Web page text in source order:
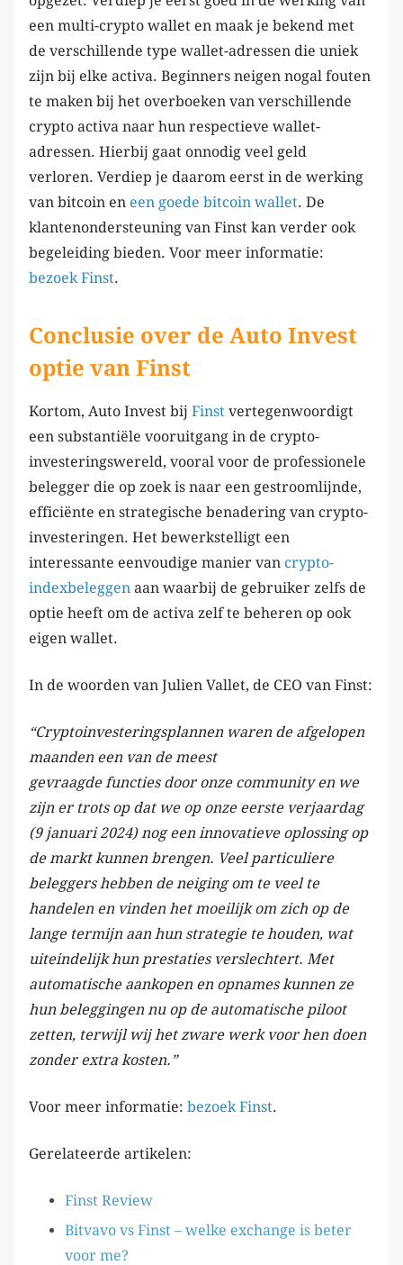
een multi-crypto wallet en maak je bekend met
de verschillende type wallet-adressen die uniek
zijn bij elke activa. Beginners neigen nogal fouten
te maken bij het overboeken van verschillende
crypto activa naar hun respectieve wallet-
adressen. Hierbij gaat onnodig veel geld
verloren. Verdiep je daarom eerst in de werking
van bitcoin en een goede bitcoin wallet. De
klantenondersteuning van Finst kan verder ook
begeleiding bieden. Voor meer informatie:
bezoek Finst.
Conclusie over de Auto Invest
optie van Finst
Kortom, Auto Invest bij Finst vertegenwoordigt
een substantiële vooruitgang in de crypto-
investeringswereld, vooral voor de professionele
belegger die op zoek is naar een gestroomlijnde,
efficiënte en strategische benadering van crypto-
investeringen. Het bewerkstelligt een
interessante eenvoudige manier van crypto-
indexbeleggen aan waarbij de gebruiker zelfs de
optie heeft om de activa zelf te beheren op ook
eigen wallet.
In de woorden van Julien Vallet, de CEO van Finst:
“Cryptoinvesteringsplannen waren de afgelopen
maanden een van de meest
gevraagde functies door onze community en we
zijn er trots op dat we op onze eerste verjaardag
(9 januari 2024) nog een innovatieve oplossing op
de markt kunnen brengen. Veel particuliere
beleggers hebben de neiging om te veel te
handelen en vinden het moeilijk om zich op de
lange termijn aan hun strategie te houden, wat
uiteindelijk hun prestaties verslechtert. Met
automatische aankopen en opnames kunnen ze
hun beleggingen nu op de automatische piloot
zetten, terwijl wij het zware werk voor hen doen
zonder extra kosten.”
Voor meer informatie: bezoek Finst.
Gerelateerde artikelen:
Finst Review
Bitvavo vs Finst – welke exchange is beter
voor me?